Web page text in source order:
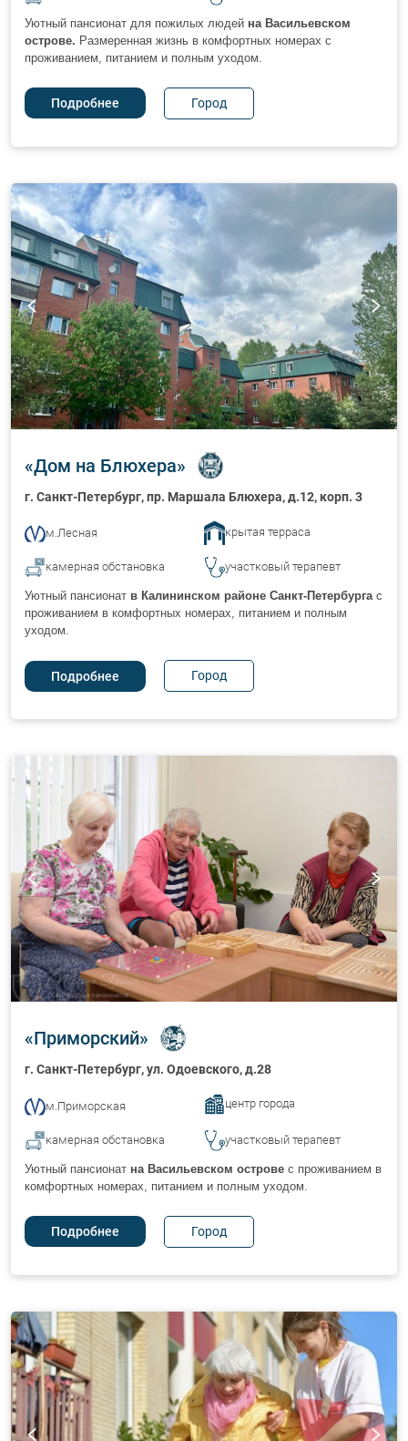
Уютный пансионат для пожилых людей на Васильевском
острове. Размеренная жизнь в комфортных номерах с
проживанием, питанием и полным уходом.
Подробнее Город
«Дом на Блюхера»
г. Санкт-Петербург, пр. Маршала Блюхера, д.12, корп. 3
м.Лесная крытая терраса
камерная обстановка участковый терапевт
Уютный пансионат в Калининском районе Санкт-Петербурга с
проживанием в комфортных номерах, питанием и полным
уходом.
Подробнее Город
«Приморский»
г. Санкт-Петербург, ул. Одоевского, д.28
м.Приморская центр города
камерная обстановка участковый терапевт
Уютный пансионат на Васильевском острове с проживанием в
комфортных номерах, питанием и полным уходом.
Подробнее Город